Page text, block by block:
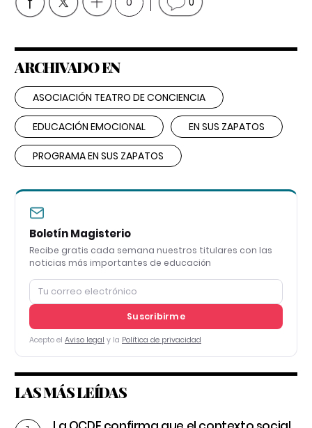
0
ARCHIVADO EN
ASOCIACIÓN TEATRO DE CONCIENCIA
EDUCACIÓN EMOCIONAL EN SUS ZAPATOS
PROGRAMA EN SUS ZAPATOS
Boletín Magisterio
Recibe gratis cada semana nuestros titulares con las
noticias más importantes de educación
Suscribirme
Acepto el Aviso legal y la Política de privacidad
LAS MÁS LEÍDAS